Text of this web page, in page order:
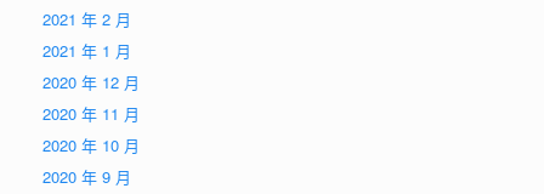
2021 年 2 月
2021 年 1 月
2020 年 12 月
2020 年 11 月
2020 年 10 月
2020 年 9 月